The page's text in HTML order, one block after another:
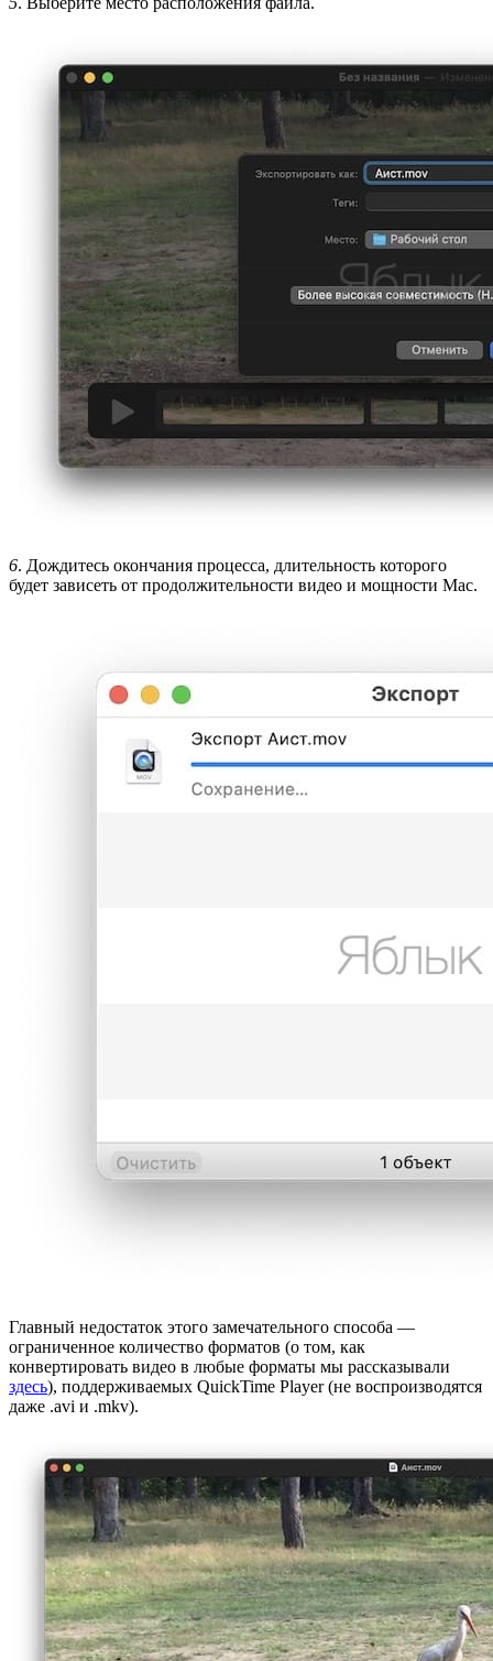
6. Дождитесь окончания процесса, длительность которого
будет зависеть от продолжительности видео и мощности Mac.
Главный недостаток этого замечательного способа —
ограниченное количество форматов (о том, как
конвертировать видео в любые форматы мы рассказывали
здесь), поддерживаемых QuickTime Player (не воспроизводятся
даже .avi и .mkv).